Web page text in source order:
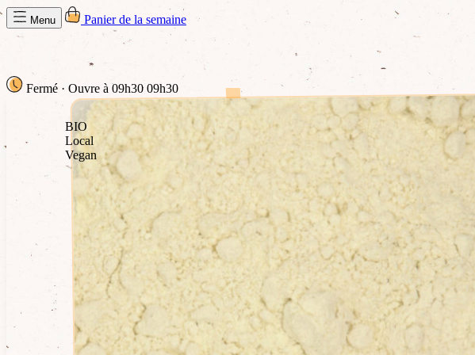
Menu Panier de la semaine
Fermé · Ouvre à 09h30 09h30
BIO
Local
Vegan